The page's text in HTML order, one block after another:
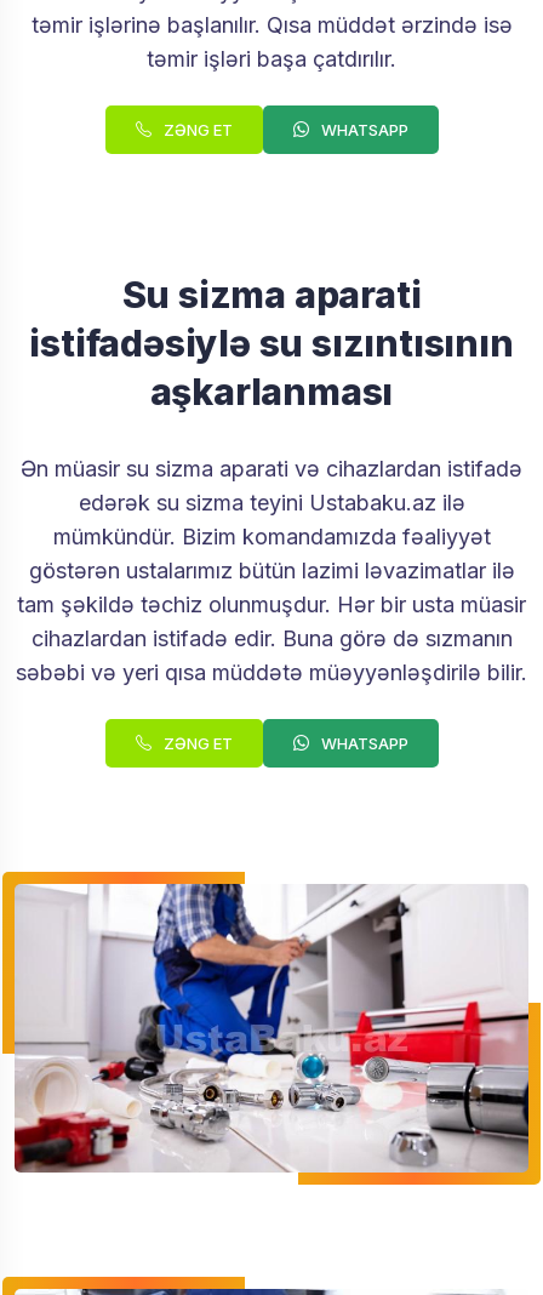
təmir işlərinə başlanılır. Qısa müddət ərzində isə
təmir işləri başa çatdırılır.
ZƏNG ET WHATSAPP
Su sizma aparati
istifadəsiylə su sızıntısının
aşkarlanması
Ən müasir su sizma aparati və cihazlardan istifadə
edərək su sizma teyini Ustabaku.az ilə
mümkündür. Bizim komandamızda fəaliyyət
göstərən ustalarımız bütün lazimi ləvazimatlar ilə
tam şəkildə təchiz olunmuşdur. Hər bir usta müasir
cihazlardan istifadə edir. Buna görə də sızmanın
səbəbi və yeri qısa müddətə müəyyənləşdirilə bilir.
ZƏNG ET WHATSAPP